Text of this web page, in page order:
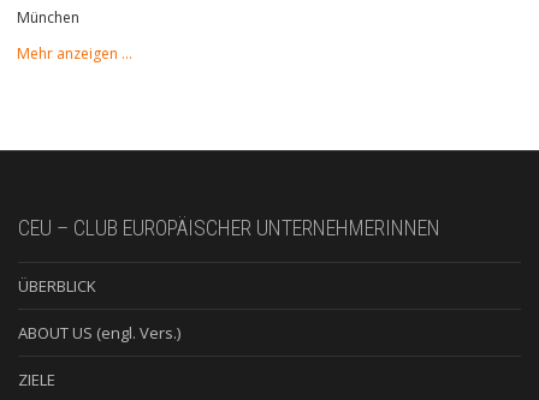
München
Mehr anzeigen …
CEU – CLUB EUROPÄISCHER UNTERNEHMERINNEN
ÜBERBLICK
ABOUT US (engl. Vers.)
ZIELE